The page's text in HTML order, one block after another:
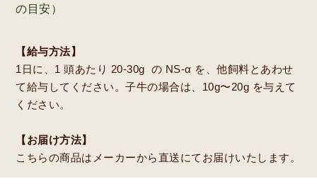
の目安）
【給与方法】
1日に、1 頭あたり 20-30g の NS-α を、他飼料とあわせ
て給与してください。子牛の場合は、10g〜20g を与えて
ください。
【お届け方法】
こちらの商品はメーカーから直送にてお届けいたします。